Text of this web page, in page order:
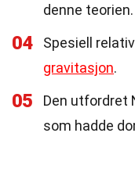
denne teorien.
04
Spesiell
gravitasjon.
05
Den utfordret
som hadde